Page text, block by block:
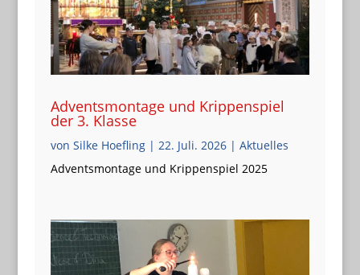
Adventsmontage und Krippenspiel
der 3. Klasse
von Silke Hoefling| 22. Juli. 2026| Aktuelles
Adventsmontage und Krippenspiel 2025